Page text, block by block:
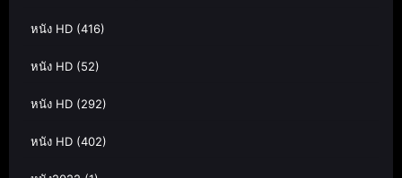
หนัง HD (416)
หนัง HD (52)
หนัง HD (292)
หนัง HD (402)